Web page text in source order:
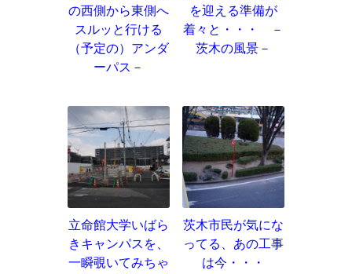
の西側から東側へ
スルッと行ける
（予定の）アンダ
ーパス－
を迎える準備が
着々と・・・ －
茨木の風景－
立命館大学いばら
きキャンパスを、
一瞬覗いてみちゃ
茨木市民が気にな
ってる、あの工事
は今・・・